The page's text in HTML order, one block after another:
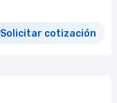
Solicitar cotización